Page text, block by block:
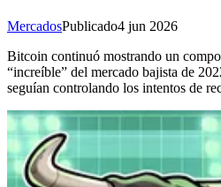
MercadosPublicado4 jun 2026
Bitcoin continuó mostrando un
“increíble” del mercado bajista de
seguían controlando los intentos de